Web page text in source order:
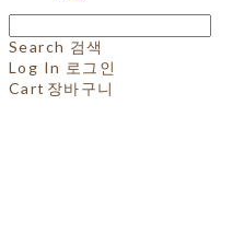
Search 검색
Log In 로그인
Cart 장바구니